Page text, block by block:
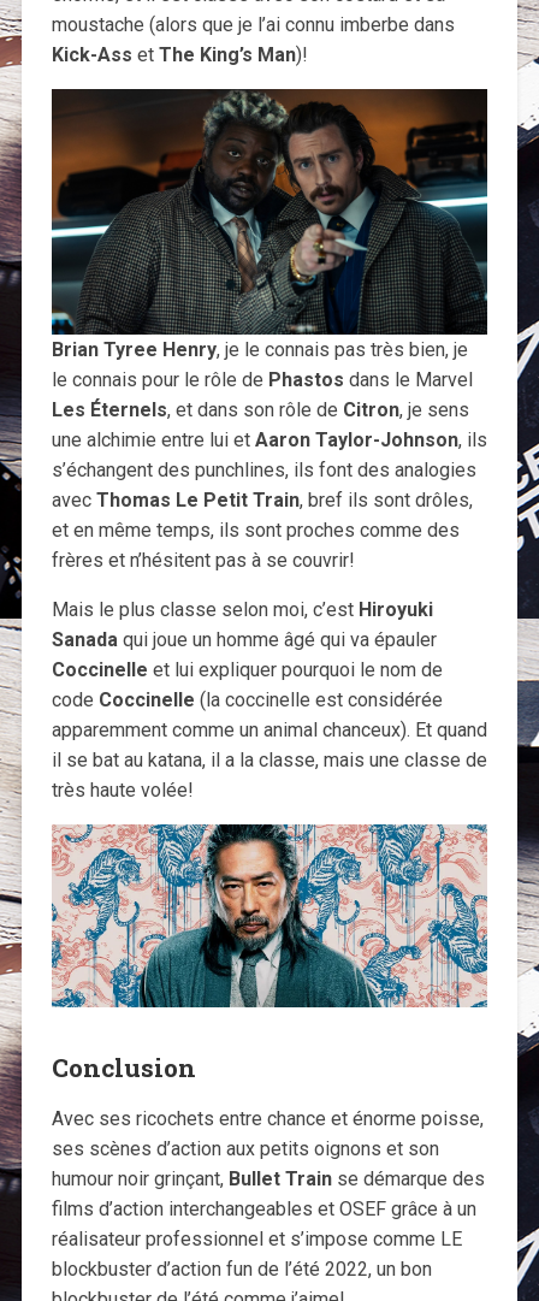
moustache (alors que je l’ai connu imberbe dans
Kick-Ass et The King’s Man)!
Brian Tyree Henry, je le connais pas très bien, je
le connais pour le rôle de Phastos dans le Marvel
Les Éternels, et dans son rôle de Citron, je sens
une alchimie entre lui et Aaron Taylor-Johnson, ils
s’échangent des punchlines, ils font des analogies
avec Thomas Le Petit Train, bref ils sont drôles,
et en même temps, ils sont proches comme des
frères et n’hésitent pas à se couvrir!
Mais le plus classe selon moi, c’est Hiroyuki
Sanadaqui joue un homme âgé qui va épauler
Coccinelle et lui expliquer pourquoi le nom de
code Coccinelle (la coccinelle est considérée
apparemment comme un animal chanceux). Et quand
il se bat au katana, il a la classe, mais une classe de
très haute volée!
Conclusion
Avec ses ricochets entre chance et énorme poisse,
ses scènes d’action aux petits oignons et son
humour noir grinçant, Bullet Trainse démarque des
films d’action interchangeables et OSEF grâce à un
réalisateur professionnel et s’impose comme LE
blockbuster d’action fun de l’été 2022, un bon